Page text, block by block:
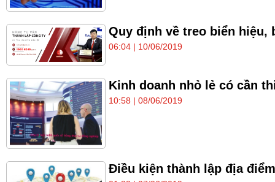
Quy định về treo biển hiệu,
06:04 | 10/06/2019
Kinh doanh nhỏ lẻ có cần
10:58 | 08/06/2019
Điều kiện thành lập địa